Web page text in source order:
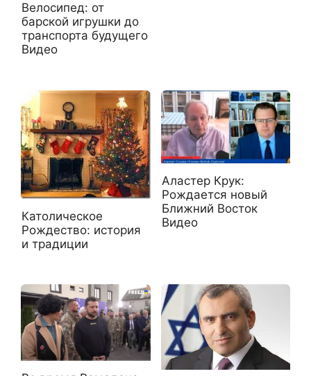
Велосипед: от
барской игрушки до
транспорта будущего
Видео
Католическое
Рождество: история
и традиции
Аластер Крук:
Рождается новый
Ближний Восток
Видео